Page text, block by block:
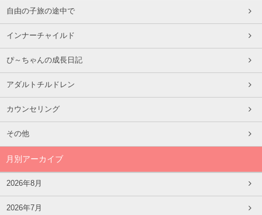
自由の子旅の途中で
インナーチャイルド
ぴ～ちゃんの成長日記
アダルトチルドレン
カウンセリング
その他
月別アーカイブ
2026年8月
2026年7月